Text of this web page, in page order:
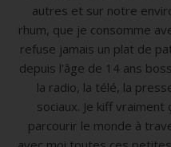
autres et sur notre
rhum, que je consomme
refuse jamais un plat de
depuis l'âge de 14 ans
la radio, la télé, la
sociaux. Je kiff
parcourir le monde à